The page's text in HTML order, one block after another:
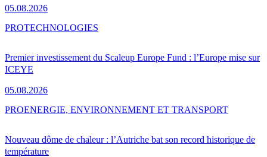
05.08.2026
Premier investissement du Scaleup Europe Fund : l’Europe mise sur
ICEYE
05.08.2026
PROTECHNOLOGIES
Nouveau dôme de chaleur : l’Autriche bat son record historique de
température
PROENERGIE, ENVIRONNEMENT ET TRANSPORT